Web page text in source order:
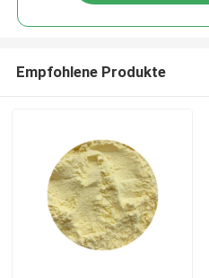
Empfohlene Produkte